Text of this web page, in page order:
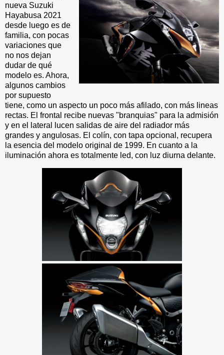
nueva Suzuki
Hayabusa 2021
desde luego es de
familia, con pocas
variaciones que
no nos dejan
dudar de qué
modelo es. Ahora,
algunos cambios
por supuesto
tiene, como un aspecto un poco más afilado, con más lineas
rectas. El frontal recibe nuevas "branquias" para la admisión
y en el lateral lucen salidas de aire del radiador más
grandes y angulosas. El colín, con tapa opcional, recupera
la esencia del modelo original de 1999. En cuanto a la
iluminación ahora es totalmente led, con luz diurna delante.